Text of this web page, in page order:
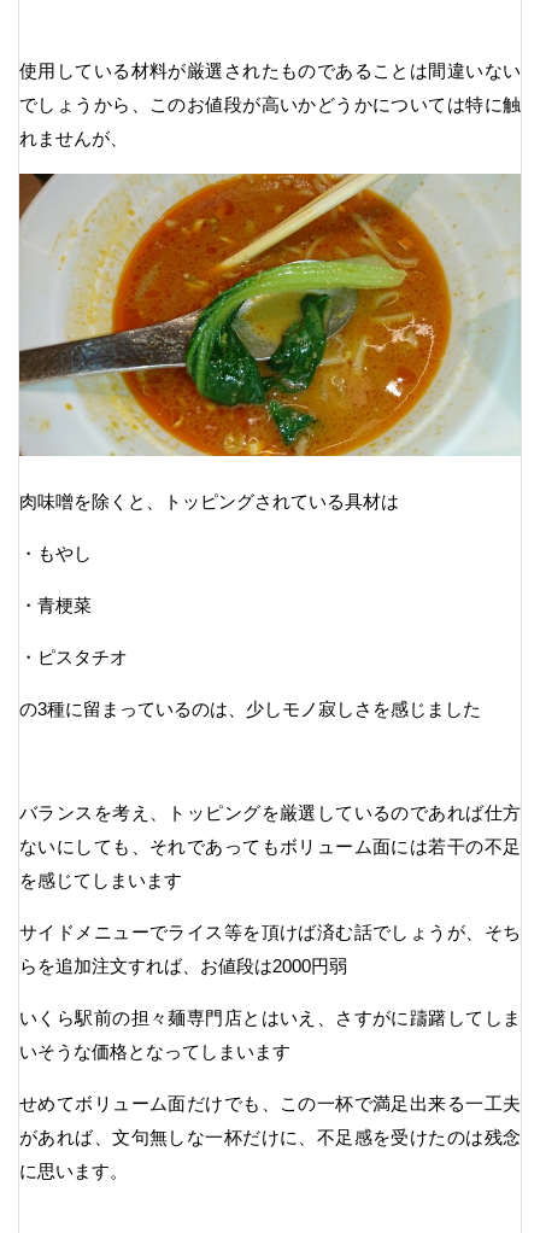
使用している材料が厳選されたものであることは間違いない
でしょうから、このお値段が高いかどうかについては特に触
れませんが、
肉味噌を除くと、トッピングされている具材は
・もやし
・青梗菜
・ピスタチオ
の3種に留まっているのは、少しモノ寂しさを感じました
バランスを考え、トッピングを厳選しているのであれば仕方
ないにしても、それであってもボリューム面には若干の不足
を感じてしまいます
サイドメニューでライス等を頂けば済む話でしょうが、そち
らを追加注文すれば、お値段は2000円弱
いくら駅前の担々麺専門店とはいえ、さすがに躊躇してしま
いそうな価格となってしまいます
せめてボリューム面だけでも、この一杯で満足出来る一工夫
があれば、文句無しな一杯だけに、不足感を受けたのは残念
に思います。